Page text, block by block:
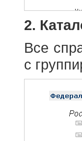
2.
Все
с